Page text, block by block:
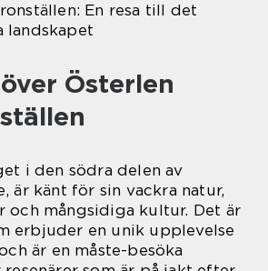
En resa till det
landskapet
Österlen
i den södra delen av
är känt för sin vackra natur,
och mångsidiga kultur. Det är
erbjuder en unik upplevelse
är en måste-besöka